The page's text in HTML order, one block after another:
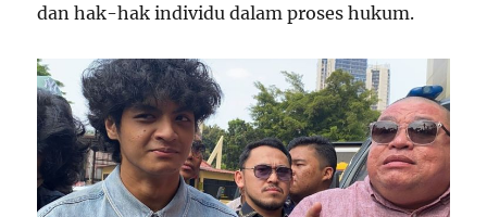
dan hak-hak individu dalam proses hukum.